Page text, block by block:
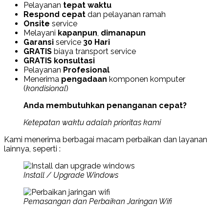
Pelayanan tepat waktu
Respond cepat dan pelayanan ramah
Onsite service
Melayani kapanpun, dimanapun
Garansi service 30 Hari
GRATIS biaya transport service
GRATIS konsultasi
Pelayanan Profesional
Menerima pengadaan komponen komputer
(kondisional)
Anda membutuhkan penanganan cepat?
Ketepatan waktu adalah prioritas kami
Kami menerima berbagai macam perbaikan dan layanan
lainnya, seperti :
Install / Upgrade Windows
Pemasangan dan Perbaikan Jaringan Wifi